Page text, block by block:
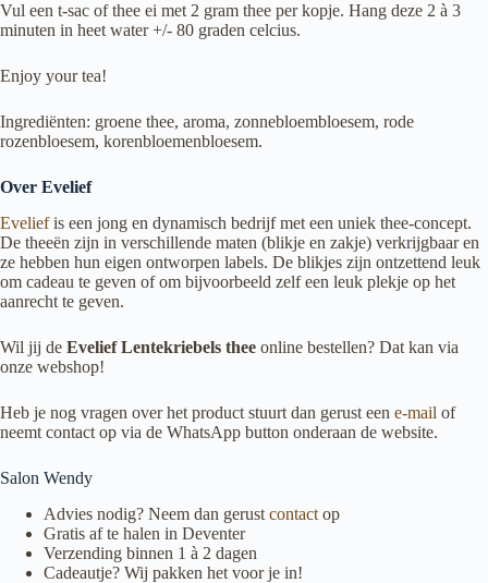
Vul een t-sac of thee ei met 2 gram thee per kopje. Hang deze 2 à 3
minuten in heet water +/- 80 graden celcius.
Enjoy your tea!
Ingrediënten: groene thee, aroma, zonnebloembloesem, rode
rozenbloesem, korenbloemenbloesem.
Over Evelief
Eveliefis een jong en dynamisch bedrijf met een uniek thee-concept.
De theeën zijn in verschillende maten (blikje en zakje) verkrijgbaar en
ze hebben hun eigen ontworpen labels. De blikjes zijn ontzettend leuk
om cadeau te geven of om bijvoorbeeld zelf een leuk plekje op het
aanrecht te geven.
Wil jij de Evelief Lentekriebels thee online bestellen? Dat kan via
onze webshop!
Heb je nog vragen over het product stuurt dan gerust een e-mail of
neemt contact op via de WhatsApp button onderaan de website.
Salon Wendy
Advies nodig? Neem dan gerust contact op
Gratis af te halen in Deventer
Verzending binnen 1 à 2 dagen
Cadeautje? Wij pakken het voor je in!